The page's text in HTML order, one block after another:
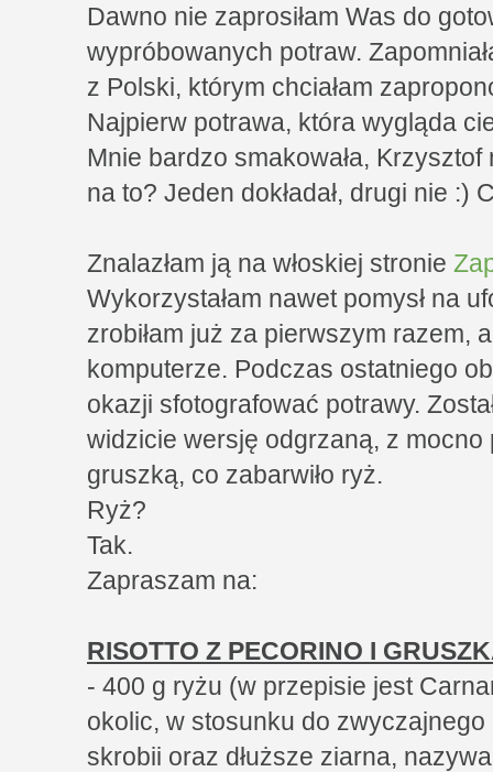
Dawno nie zaprosiłam Was do
wypróbowanych potraw.
z Polski, którym chciałam
Najpierw potrawa, która wygląda
Mnie bardzo smakowała,
na to? Jeden dokładał, drugi nie :)
Znalazłam ją na włoskiej stronie
Wykorzystałam nawet pomysł na
zrobiłam już za pierwszym razem,
komputerze. Podczas ostatniego
okazji sfotografować potrawy.
widzicie wersję odgrzaną, z
gruszką, co zabarwiło ryż.
Ryż?
Tak.
Zapraszam na:
RISOTTO Z PECORINO I
- 400 g ryżu (w przepisie jest
okolic, w stosunku do
skrobii oraz dłuższe ziarna,